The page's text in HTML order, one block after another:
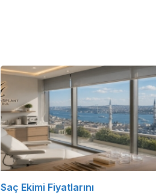
Saç Ekimi Fiyatlarını